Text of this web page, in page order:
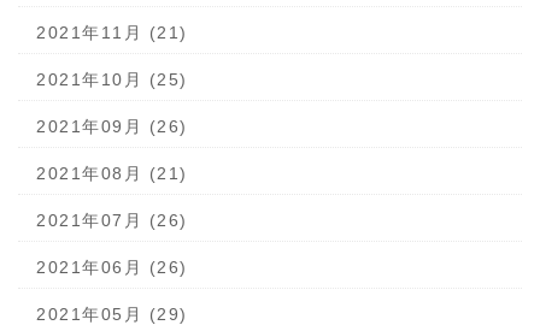
2021年11月 (21)
2021年10月 (25)
2021年09月 (26)
2021年08月 (21)
2021年07月 (26)
2021年06月 (26)
2021年05月 (29)